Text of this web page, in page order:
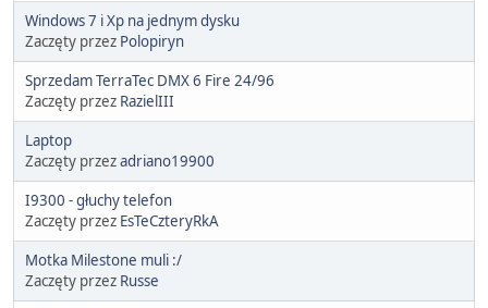
Windows 7 i Xp na jednym dysku
Zaczęty przez Polopiryn
Sprzedam TerraTec DMX 6 Fire 24/96
Zaczęty przez RazielIII
Laptop
Zaczęty przezadriano19900
I9300 - głuchy telefon
Zaczęty przez EsTeCzteryRkA
Motka Milestone muli :/
Zaczęty przez Russe